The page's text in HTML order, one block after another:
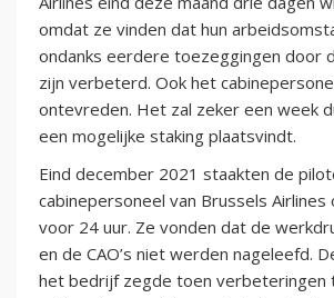
omdat ze vinden dat hun
ondanks eerdere toezeggingen door
zijn verbeterd. Ook het
ontevreden. Het zal zeker een week
een mogelijke staking plaatsvindt.
Eind december 2021 staakten de
cabinepersoneel van Brussels Airlines
voor 24 uur. Ze vonden dat de
en de CAO’s niet werden nageleefd.
het bedrijf zegde toen verbeteringen